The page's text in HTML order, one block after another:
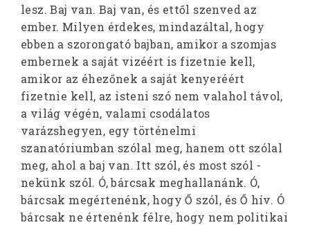
lesz. Baj van. Baj van, és ettől szenved az
ember. Milyen érdekes, mindazáltal, hogy
ebben a szorongató bajban, amikor a szomjas
embernek a saját vizéért is fizetnie kell,
amikor az éhezőnek a saját kenyeréért
fizetnie kell, az isteni szó nem valahol távol,
a világ végén, valami csodálatos
varázshegyen, egy történelmi
szanatóriumban szólal meg, hanem ott szólal
meg, ahol a baj van. Itt szól, és most szól -
nekünk szól. Ó, bárcsak meghallanánk. Ó,
bárcsak megértenénk, hogy Ő szól, és Ő hív. Ó
bárcsak ne értenénk félre, hogy nem politikai